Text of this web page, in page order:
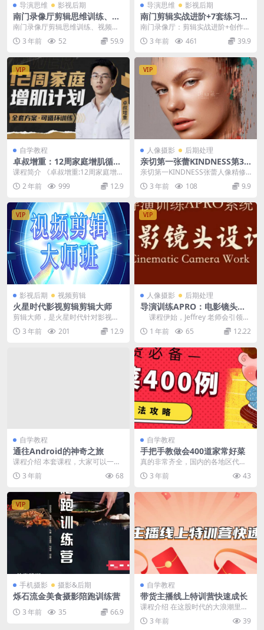
导演思维 影视后期
南门录像厅剪辑思维训练、视
频研究中心高清无秘
南门录像厅剪辑思维训练、视频研
究中心高清无秘
3 年前 52 59.9
导演思维 影视后期
南门剪辑实战进阶+7套练习素
材+拓展资源包（53集）
南门录像厅：剪辑实战进阶+创作思
维课价值499元 本套课程来自南门
录像厅：剪辑实...
3 年前 461 39.9
VIP
自学教程
卓叔增重：12周家庭增肌循环
计划
课程简介 《卓叔增重:12周家庭增肌
循环计划课程》全套方案可循环训
练58期课程视...
2 年前 999 12.9
VIP
人像摄影 后期处理
亲切第一张蕾KINDNESS第36
期人像精修教程
亲切第一KINDNESS张蕾人像精修
教程，画质高清有素材。本视频教
程是关于亲切第...
3 年前 108 9.9
VIP
影视后期 视频剪辑
火星时代影视剪辑剪辑大师
剪辑大师，是火星时代针对影视剪
辑师岗位设置的长期就业实训课
程。有同学想知道“学剪...
3 年前 201 12.9
VIP
人像摄影 后期处理
导演训练APRO：电影镜头设
计训练Jeffey辐射星球学院
课程伊始，Jeffrey 老师会引领学
员们深入探究镜头设计的理论根
基。...1 年前 65 12.22
自学教程
通往Android的神奇之旅
课程介绍 本套课程，大家可以一路
学习基本控件，高级控件，网络，
自定义View地图...
3 年前 68
自学教程
手把手教做会400道家常好菜
真的非常齐全，国内的各地区代表
菜，以及早餐煲汤什么的都有 哪怕
是从来没有做过菜的...
3 年前 43
VIP
手机摄影 摄影&后期
烁石流金美食摄影陪跑训练营
3 年前 35 66.9
自学教程
带货主播线上特训营快速成长
课程介绍 在这股时代的大浪潮里，
既有大品牌也有小商家，有薇娅、
李佳琦、罗永浩、辛...
3 年前 39